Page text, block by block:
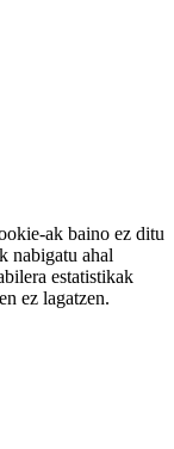
ak baino ez ditu
nabigatu ahal
estatistikak
ez lagatzen.